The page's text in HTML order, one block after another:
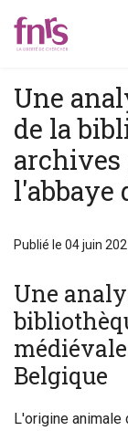
Une
de la
archives
l'abbaye
Publié le 04 juin
Une
Belgique
L'origine animale